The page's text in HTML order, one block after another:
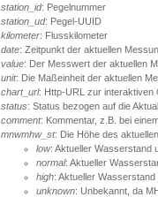
station_id: Pegelnummer
station_ud: Pegel-UUID
kilometer: Flusskilometer
date: Zeitpunkt der aktuellen
value: Der Messwert der aktuellen
unit: Die Maßeinheit der aktuellen
chart_url: Http-URL zur interaktiven
status: Status bezogen auf die
comment: Kommentar, z.B. bei
mnwmhw_st: Die Höhe des
low: Aktueller Wasserstand
normal: Aktueller
high: Aktueller
unknown: Unbekannt, da